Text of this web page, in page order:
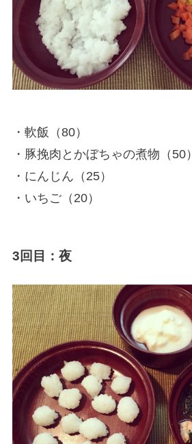
・軟飯（80）
・豚挽肉とかぼちゃの煮物（50）
・にんじん（25）
・いちご（20）
3回目：夜